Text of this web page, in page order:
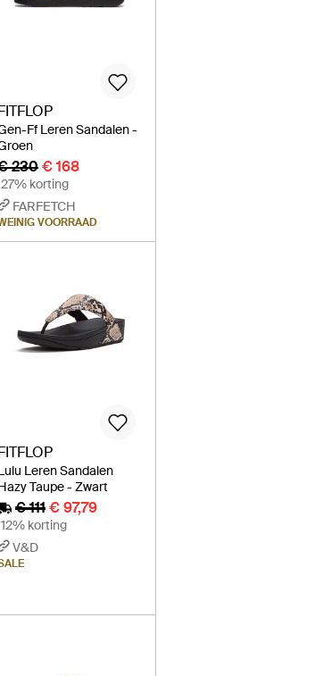
Ff Leren Sandalen -
230€ 168
27% korting
FARFETCH
VOORRAAD
Leren Sandalen
Taupe - Zwart
€ 111€ 97,79
12% korting
V&D